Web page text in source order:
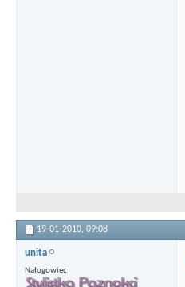
19-01-2010, 09:08
unita
Nałogowiec